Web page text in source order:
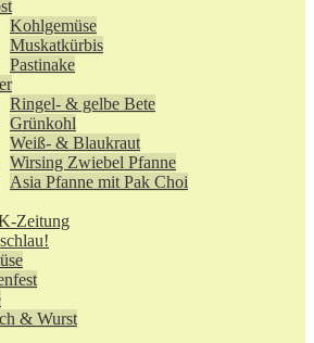
Kohlgemüse
Muskatkürbis
Pastinake
Ringel- & gelbe Bete
Grünkohl
Weiß- & Blaukraut
Wirsing Zwiebel Pfanne
Asia Pfanne mit Pak Choi
Zeitung
& Wurst